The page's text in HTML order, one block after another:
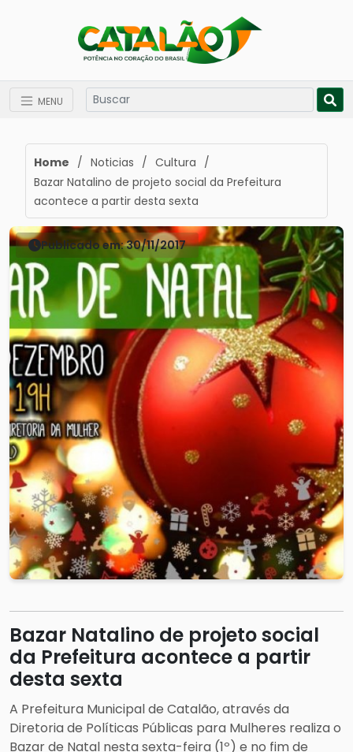
MENU
Home / Noticias / Cultura /
Bazar Natalino de projeto social da Prefeitura
acontece a partir desta sexta
Publicado em: 30/11/2017
Bazar Natalino de projeto social
da Prefeitura acontece a partir
desta sexta
A Prefeitura Municipal de Catalão, através da
Diretoria de Políticas Públicas para Mulheres realiza o
Bazar de Natal nesta sexta-feira (1º) e no fim de